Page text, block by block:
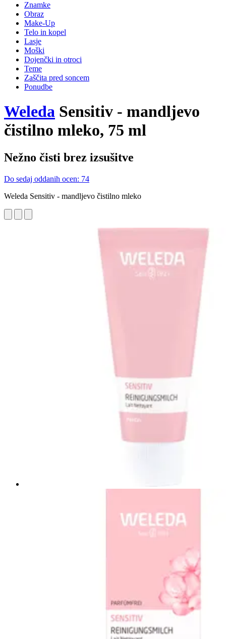
Znamke
Obraz
Make-Up
Telo in kopel
Lasje
Moški
Dojenčki in otroci
Teme
Zaščita pred soncem
Ponudbe
Weleda Sensitiv - mandljevo
čistilno mleko, 75 ml
Nežno čisti brez izsušitve
Do sedaj oddanih ocen: 74
Weleda Sensitiv - mandljevo čistilno mleko